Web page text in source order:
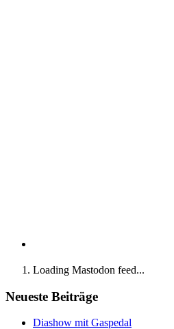
Loading Mastodon feed...
Neueste Beiträge
Diashow mit Gaspedal